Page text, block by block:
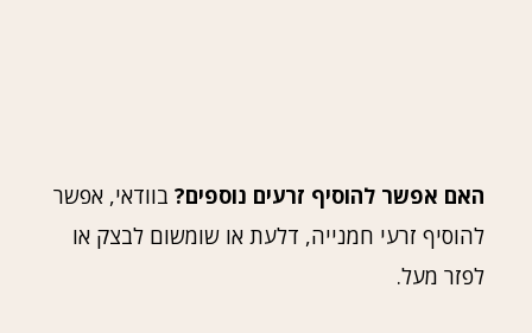
האם אפשר להוסיף זרעים נוספים? בוודאי, אפשר
להוסיף זרעי חמנייה, דלעת או שומשום לבצק או
לפזר מעל.